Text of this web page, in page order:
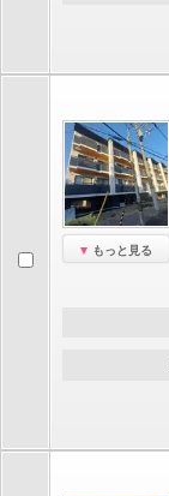
もっと見る